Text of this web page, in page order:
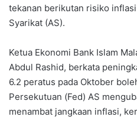
tekanan berikutan risiko
Syarikat (AS).
Ketua Ekonomi Bank Islam
Abdul Rashid, berkata
6.2 peratus pada Oktober
Persekutuan (Fed) AS
menambat jangkaan inflasi,